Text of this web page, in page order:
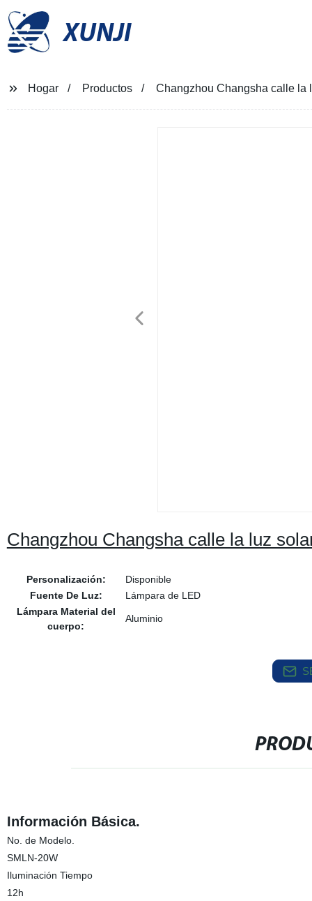
XUNJI
Hogar Productos Changzhou Changsha calle la
Changzhou Changsha calle la luz
Personalización:
Disponible
Fuente De Luz:
Lámpara de LED
Lámpara Material del
cuerpo:
Aluminio
Información Básica.
No. de Modelo.
SMLN-20W
Iluminación Tiempo
12h